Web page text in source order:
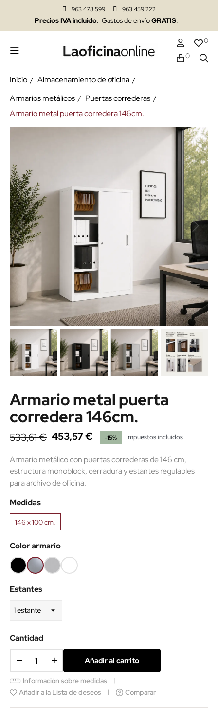
963 478 599 963 459 222
Precios IVA incluido. Gastos de envíoGRATIS.
0
0
Inicio
Almacenamiento de oficina
Armarios metálicos
Puertas correderas
Armario metal puerta corredera 146cm.
Armario metal puerta
corredera 146cm.
533,61 € 453,57 € -15% Impuestos incluidos
Armario metálico con puertas correderas de 146 cm,
estructura monoblock, cerradura y estantes regulables
para archivo de oficina.
Medidas
146 x 100 cm.
Color armario
Negro
RAL9005
Plata
RAL9006
Gris
RAL7035
Súper
blanco
Estantes
Cantidad
Añadir al carrito
Información sobre medidas
Añadir a la Lista de deseos
Comparar